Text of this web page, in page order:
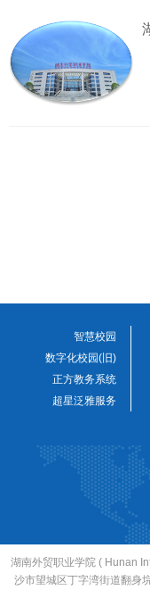
智慧校园
数字化校园(旧)
正方教务系统
超星泛雅服务
湖南外贸职业学院 ( Hunan
沙市望城区丁字湾街道翻身